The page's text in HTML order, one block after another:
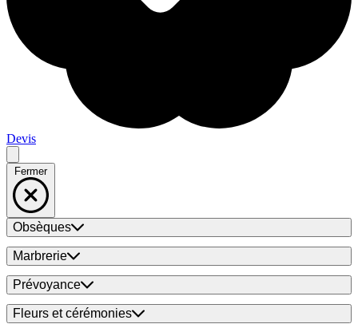
Devis
Fermer
Obsèques
Marbrerie
Prévoyance
Fleurs et cérémonies